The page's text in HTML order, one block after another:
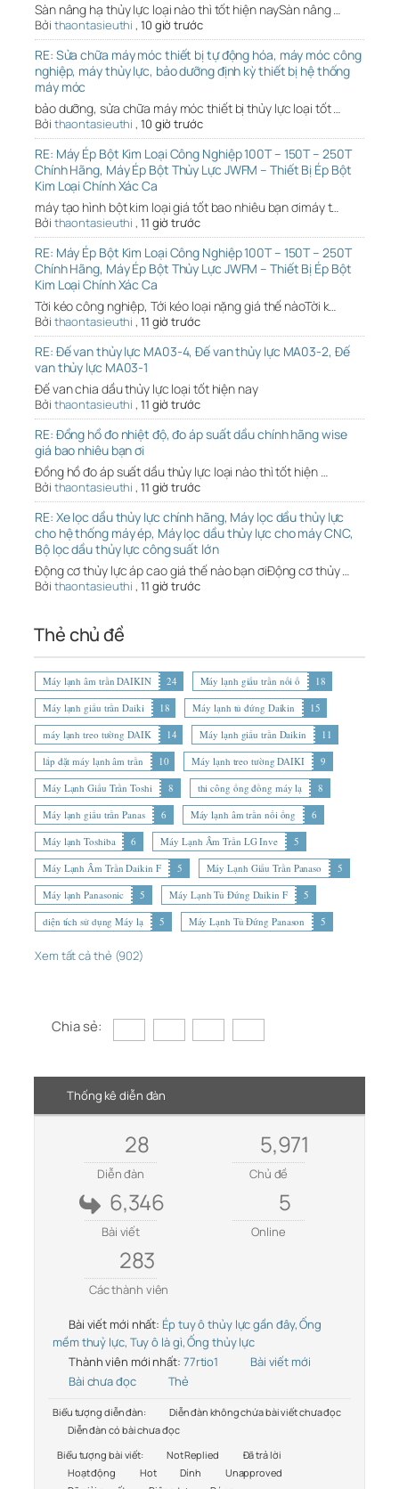
Sàn nâng hạ thủy lực loại nào thì tốt hiện naySàn nâng …
Bởi thaontasieuthi , 10 giờ trước
RE: Sửa chữa máy móc thiết bị tự động hóa, máy móc công
nghiệp, máy thủy lực, bảo dưỡng định kỳ thiết bị hệ thống
máy móc
bảo dưỡng, sửa chữa máy móc thiết bị thủy lực loại tốt …
Bởi thaontasieuthi , 10 giờ trước
RE: Máy Ép Bột Kim Loại Công Nghiệp 100T – 150T – 250T
Chính Hãng, Máy Ép Bột Thủy Lực JWFM – Thiết Bị Ép Bột
Kim Loại Chính Xác Ca
máy tạo hình bột kim loại giá tốt bao nhiêu bạn ơimáy t…
Bởi thaontasieuthi , 11 giờ trước
RE: Máy Ép Bột Kim Loại Công Nghiệp 100T – 150T – 250T
Chính Hãng, Máy Ép Bột Thủy Lực JWFM – Thiết Bị Ép Bột
Kim Loại Chính Xác Ca
Tời kéo công nghiệp, Tới kéo loại nặng giá thế nàoTời k…
Bởi thaontasieuthi , 11 giờ trước
RE: Đế van thủy lực MA03-4, Đế van thủy lực MA03-2, Đế
van thủy lực MA03-1
Đế van chia dầu thủy lực loại tốt hiện nay
Bởi thaontasieuthi , 11 giờ trước
RE: Đồng hồ đo nhiệt độ, đo áp suất dầu chính hãng wise
giá bao nhiêu bạn ơi
Đồng hồ đo áp suất dầu thủy lực loại nào thì tốt hiện …
Bởi thaontasieuthi , 11 giờ trước
RE: Xe lọc dầu thủy lực chính hãng, Máy lọc dầu thủy lực
cho hệ thống máy ép, Máy lọc dầu thủy lực cho máy CNC,
Bộ lọc dầu thủy lực công suất lớn
Động cơ thủy lực áp cao giá thế nào bạn ơiĐộng cơ thủy …
Bởi thaontasieuthi , 11 giờ trước
Thẻ chủ đề
Máy lạnh âm trần DAIKIN 24 Máy lạnh giấu trần nối ố
18
Máy lạnh giấu trần Daiki
18 Máy lạnh tủ đứng Daikin
15
máy lạnh treo tường DAIK
14 Máy lạnh giấu trần Daikin
11
lắp đặt máy lạnh âm trần
10 Máy lạnh treo tường DAIKI
9
Máy Lạnh Giấu Trần Toshi
8 thi công ống đồng máy lạ
8
Máy lạnh giấu trần Panas
6 Máy lạnh âm trần nối ống
6
Máy lạnh Toshiba
6 Máy Lạnh Âm Trần LG Inve
5
Máy Lạnh Âm Trần Daikin F
5 Máy Lạnh Giấu Trần Panaso
5
Máy lạnh Panasonic
5 Máy Lạnh Tủ Đứng Daikin F
5
diện tích sử dụng Máy lạ
5 Máy Lạnh Tủ Đứng Panason 5
Xem tất cả thẻ (902)
Chia sẻ:
Thống kê diễn đàn
28
Diễn đàn
5,971
Chủ đề
6,346
Bài viết
5
Online
283
Các thành viên
Bài viết mới nhất: Ép tuy ô thủy lực gần đây, Ống
mềm thuỷ lực, Tuy ô là gì, Ống thủy lực
Thành viên mới nhất: 77rtio1
Bài viết mới
Bài chưa đọc
Thẻ
Biểu tượng diễn đàn:
Diễn đàn không chứa bài viết chưa đọc
Diễn đàn có bài chưa đọc
Biểu tượng bài viết:
Not Replied
Đã trả lời
Hoạt động
Hot Dính
Unapproved